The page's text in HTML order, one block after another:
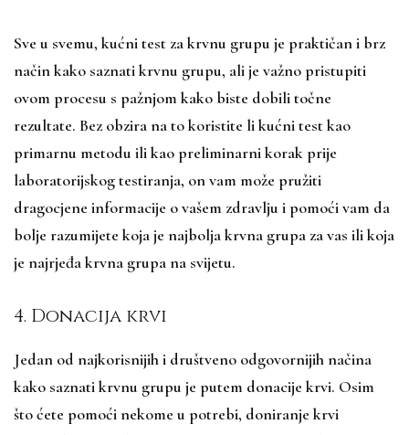
Sve u svemu, kućni test za krvnu grupu je praktičan i brz
način kako saznati krvnu grupu, ali je važno pristupiti
ovom procesu s pažnjom kako biste dobili točne
rezultate. Bez obzira na to koristite li kućni test kao
primarnu metodu ili kao preliminarni korak prije
laboratorijskog testiranja, on vam može pružiti
dragocjene informacije o vašem zdravlju i pomoći vam da
bolje razumijete koja je najbolja krvna grupa za vas ili koja
je najrjeđa krvna grupa na svijetu.
4. Donacija krvi
Jedan od najkorisnijih i društveno odgovornijih načina
kako saznati krvnu grupu je putem donacije krvi. Osim
što ćete pomoći nekome u potrebi, doniranje krvi